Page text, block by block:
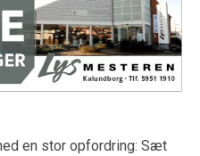
en stor opfordring: Sæt